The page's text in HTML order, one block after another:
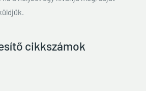
cikkszámok